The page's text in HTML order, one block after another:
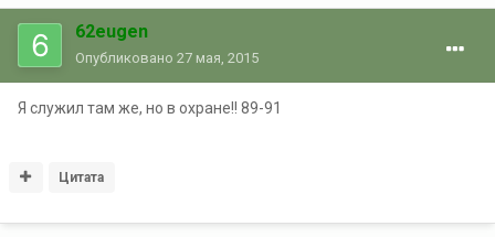
62eugen
Опубликовано 27 мая, 2015
Я служил там же, но в охране!! 89-91
Цитата